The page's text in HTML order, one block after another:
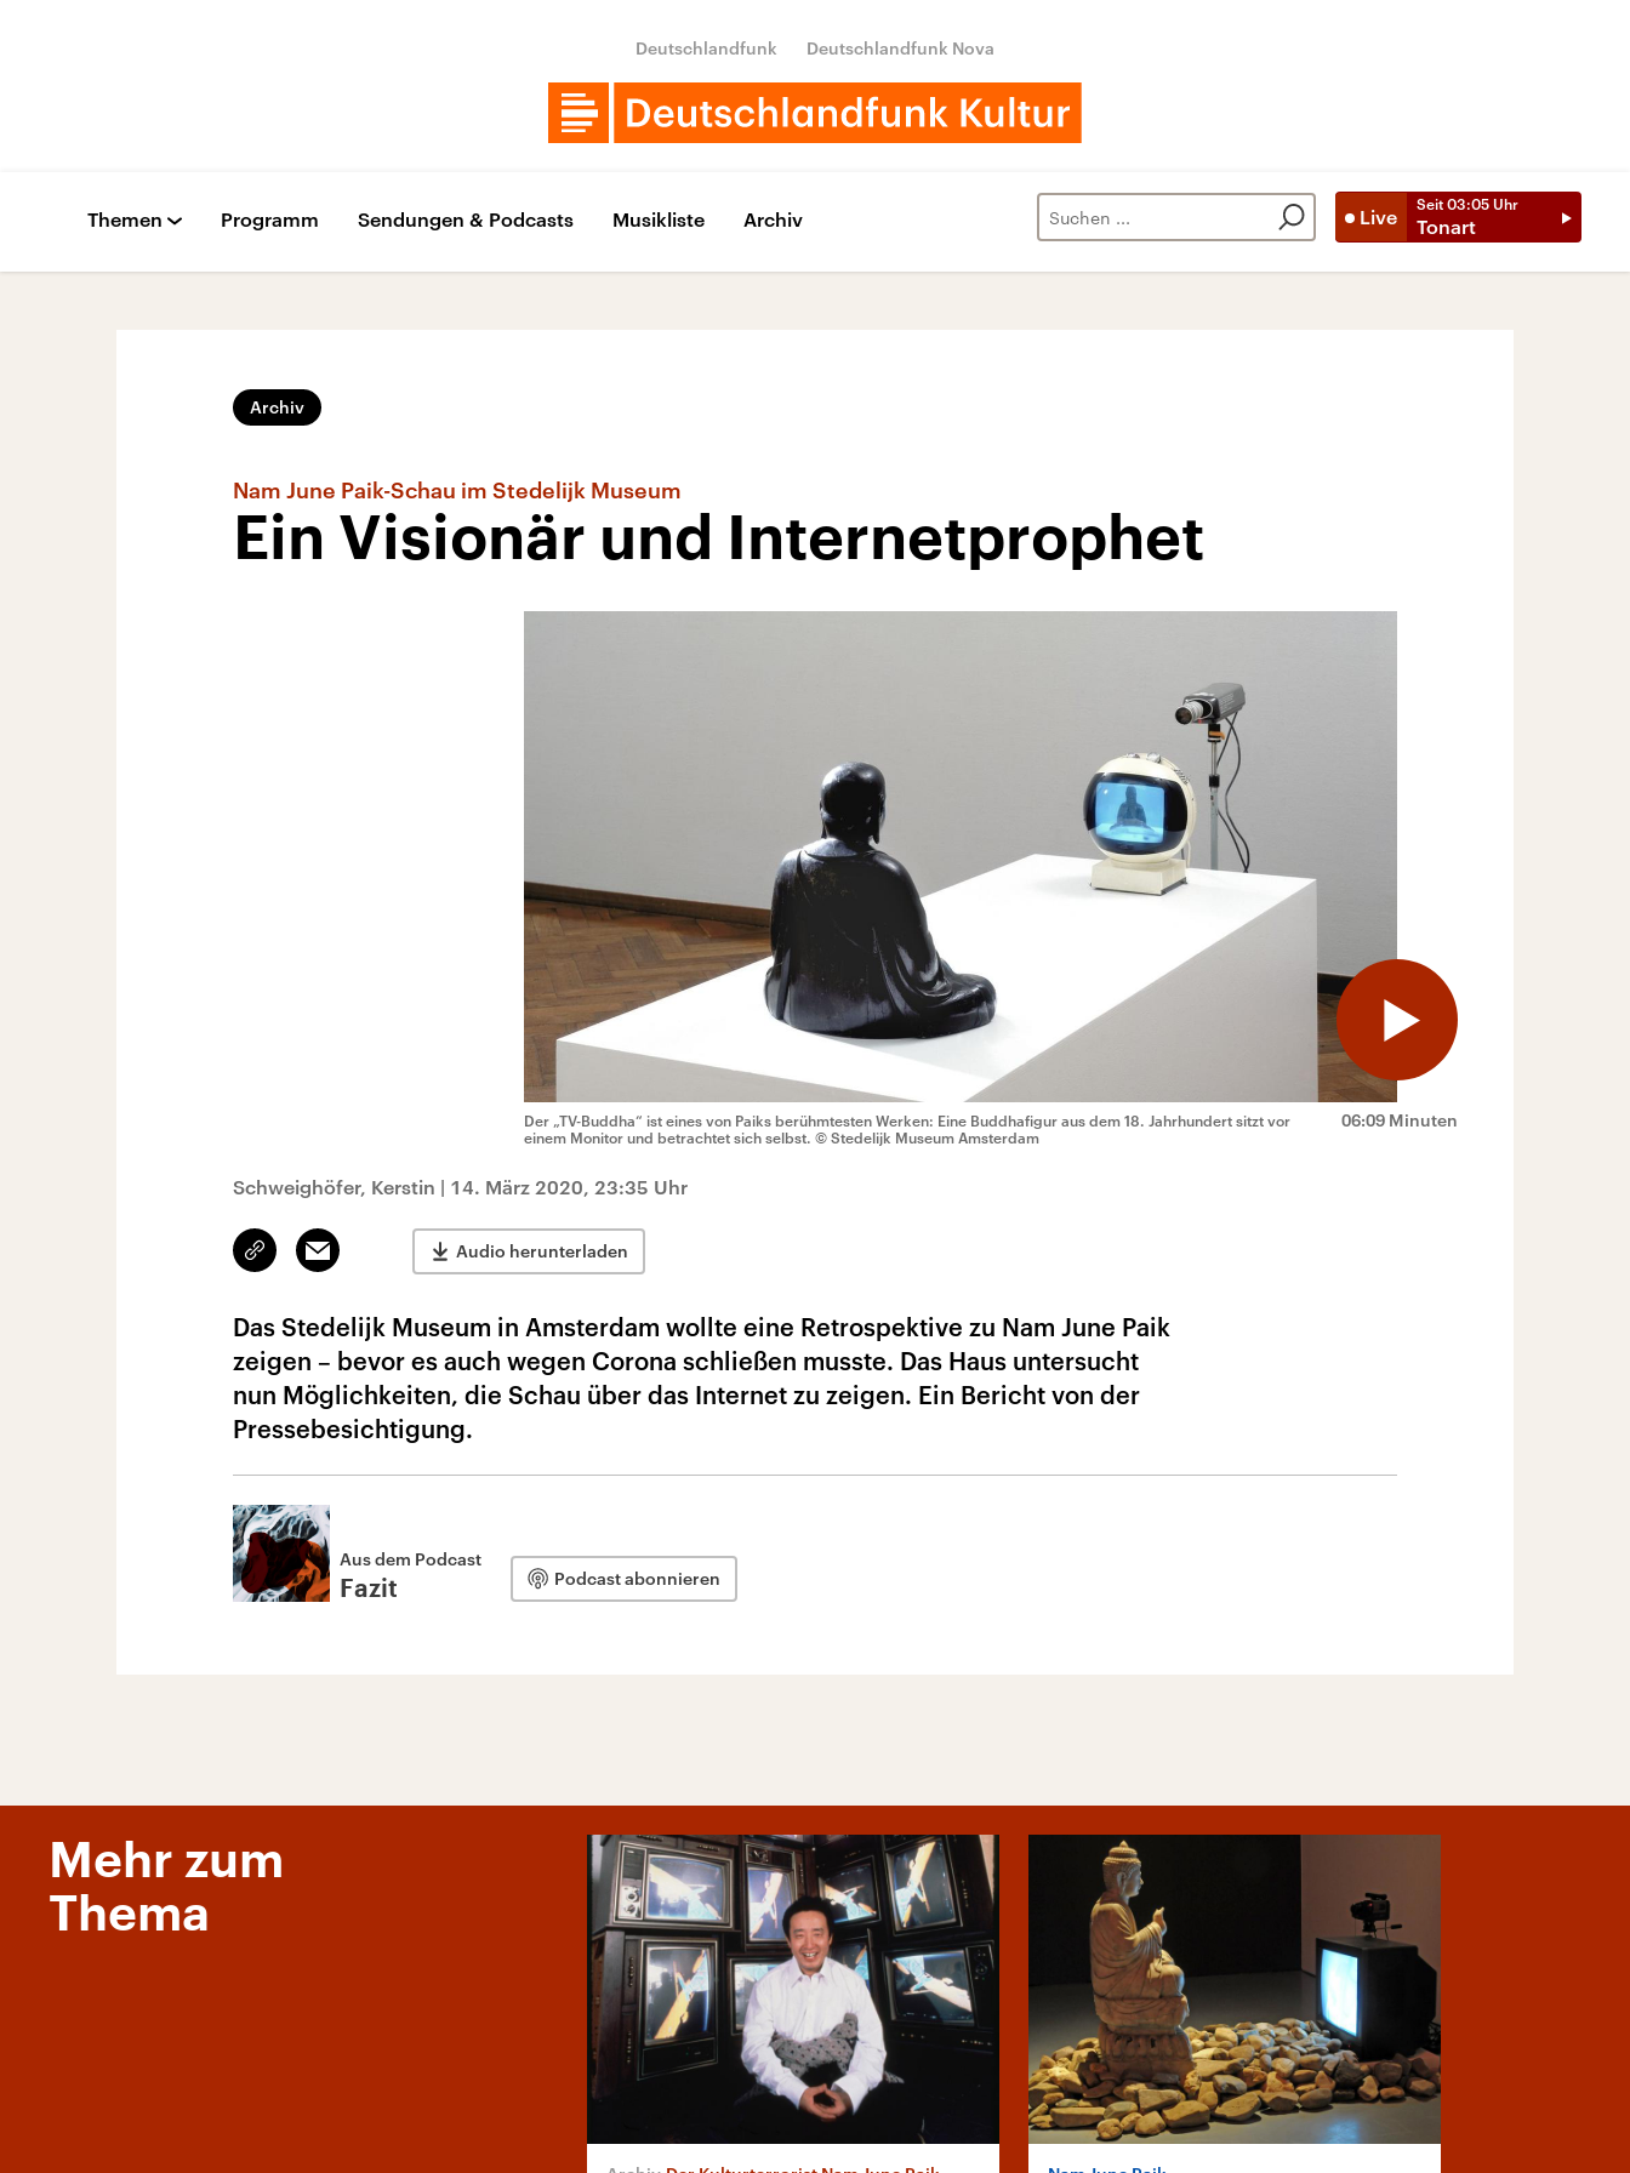
Deutschlandfunk Deutschlandfunk Nova
Live
Seit 03:05 Uhr
Tonart
Themen Programm Sendungen & Podcasts Musikliste Archiv
Archiv
Nam June Paik-Schau im Stedelijk Museum
Ein Visionär und Internetprophet
06:09 Minuten
Der „TV-Buddha“ ist eines von Paiks berühmtesten Werken: Eine Buddhafigur aus dem 18. Jahrhundert sitzt vor
einem Monitor und betrachtet sich selbst. © Stedelijk Museum Amsterdam
Schweighöfer, Kerstin | 14. März 2020, 23:35 Uhr
Link
kopieren/teilen
Email Audio herunterladen
Das Stedelijk Museum in Amsterdam wollte eine Retrospektive zu Nam June Paik
zeigen – bevor es auch wegen Corona schließen musste. Das Haus untersucht
nun Möglichkeiten, die Schau über das Internet zu zeigen. Ein Bericht von der
Pressebesichtigung.
Aus dem Podcast
Fazit Podcast abonnieren
Mehr zum
Thema